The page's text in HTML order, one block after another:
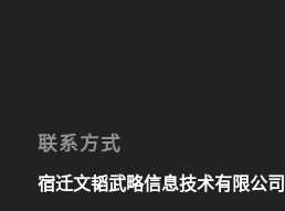
联系方式
宿迁文韬武略信息技术有限公司